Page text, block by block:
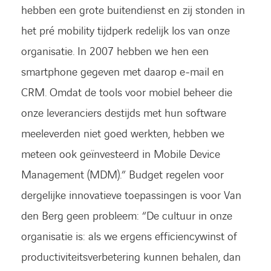
hebben een grote buitendienst en zij stonden in
het pré mobility tijdperk redelijk los van onze
organisatie. In 2007 hebben we hen een
smartphone gegeven met daarop e-mail en
CRM. Omdat de tools voor mobiel beheer die
onze leveranciers destijds met hun software
meeleverden niet goed werkten, hebben we
meteen ook geïnvesteerd in Mobile Device
Management (MDM).” Budget regelen voor
dergelijke innovatieve toepassingen is voor Van
den Berg geen probleem: “De cultuur in onze
organisatie is: als we ergens efficiencywinst of
productiviteitsverbetering kunnen behalen, dan